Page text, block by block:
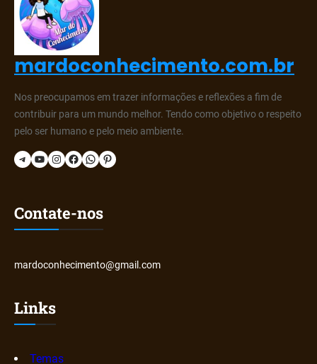
mardoconhecimento.com.br
Nos preocupamos em trazer informações e reflexões a fim de
contribuir para um mundo melhor. Tendo como objetivo o respeito
pelo ser humano e pelo meio ambiente.
Telegram YouTube Instagram Facebook WhatsApp Pinterest
Contate-nos
mardoconhecimento@gmail.com
Links
Temas